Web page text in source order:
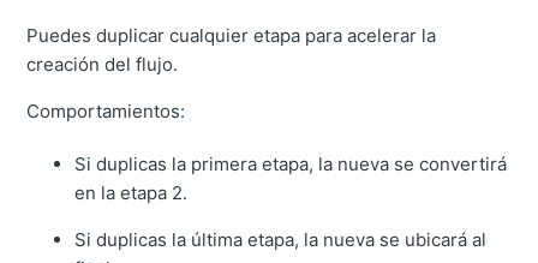
Puedes duplicar cualquier etapa para acelerar la
creación del flujo.
Comportamientos:
Si duplicas la primera etapa, la nueva se convertirá
en la etapa 2.
Si duplicas la última etapa, la nueva se ubicará al